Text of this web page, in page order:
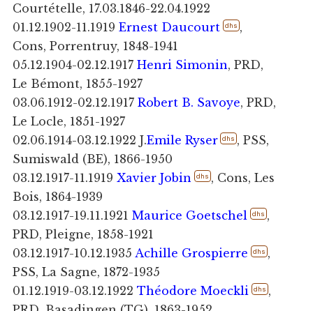
Courtételle, 17.03.1846-22.04.1922
01.12.1902-11.1919 Ernest Daucourt dhs ,
Cons, Porrentruy, 1848-1941
05.12.1904-02.12.1917 Henri Simonin, PRD,
Le Bémont, 1855-1927
03.06.1912-02.12.1917 Robert B. Savoye, PRD,
Le Locle, 1851-1927
02.06.1914-03.12.1922 J.Emile Ryser dhs , PSS,
Sumiswald (BE), 1866-1950
03.12.1917-11.1919 Xavier Jobin dhs , Cons, Les
Bois, 1864-1939
03.12.1917-19.11.1921 Maurice Goetschel dhs ,
PRD, Pleigne, 1858-1921
03.12.1917-10.12.1935 Achille Grospierre dhs ,
PSS, La Sagne, 1872-1935
01.12.1919-03.12.1922 Théodore Moeckli dhs ,